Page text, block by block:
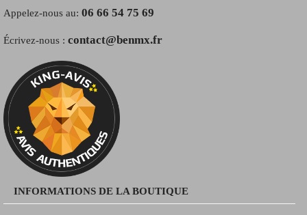
Appelez-nous au: 06 66 54 75 69
Écrivez-nous : contact@benmx.fr
INFORMATIONS DE LA BOUTIQUE